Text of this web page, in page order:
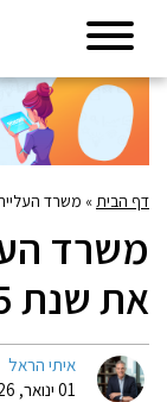
דף הבית» משרד העלייה
משרד
את שנת 2025:
איתי הראל
01 ינואר, 2026 16:24